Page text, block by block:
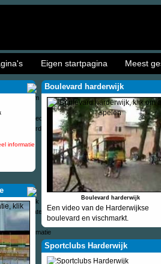
Eigen startpagina Meest
Boulevard harderwijk
Boulevard harderwijk
Een video van de Harderwijkse
boulevard en vischmarkt.
Sportclubs Harderwijk